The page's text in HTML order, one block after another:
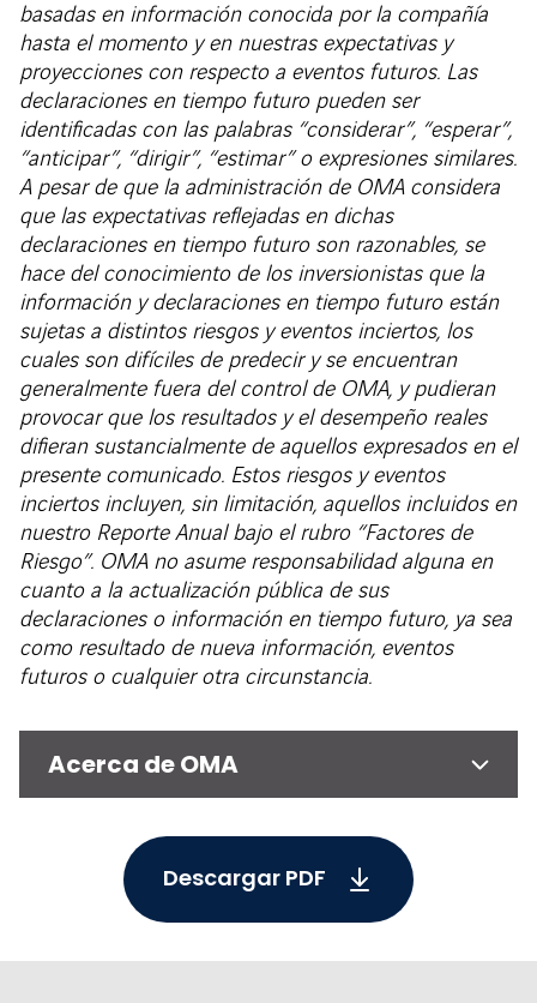
basadas en información conocida por la compañía
hasta el momento y en nuestras expectativas y
proyecciones con respecto a eventos futuros. Las
declaraciones en tiempo futuro pueden ser
identificadas con las palabras “considerar”, “esperar”,
“anticipar”, “dirigir”, “estimar” o expresiones similares.
A pesar de que la administración de OMA considera
que las expectativas reflejadas en dichas
declaraciones en tiempo futuro son razonables, se
hace del conocimiento de los inversionistas que la
información y declaraciones en tiempo futuro están
sujetas a distintos riesgos y eventos inciertos, los
cuales son difíciles de predecir y se encuentran
generalmente fuera del control de OMA, y pudieran
provocar que los resultados y el desempeño reales
difieran sustancialmente de aquellos expresados en el
presente comunicado. Estos riesgos y eventos
inciertos incluyen, sin limitación, aquellos incluidos en
nuestro Reporte Anual bajo el rubro “Factores de
Riesgo”. OMA no asume responsabilidad alguna en
cuanto a la actualización pública de sus
declaraciones o información en tiempo futuro, ya sea
como resultado de nueva información, eventos
futuros o cualquier otra circunstancia.
Acerca de OMA
Descargar PDF